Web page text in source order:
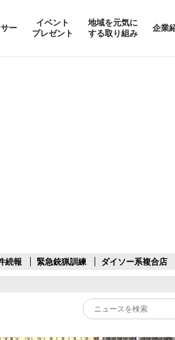
ー
イベント
プレゼント
地域を元気に
する取り組み
企業
続報 緊急銃猟訓練 ダイソー系複合店